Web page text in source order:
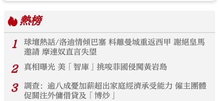
熱榜
1
球壇熱話/洛迪情傾巴塞 料離曼城重返西甲 謝絕皇馬
邀請 摩連奴直言失望
2 真相曝光 美「智庫」挑唆菲國侵闖黃岩島
3
調查：逾八成憂加薪超出家庭經濟承受能力 僱主團體
促關注外傭借貸及「博炒」